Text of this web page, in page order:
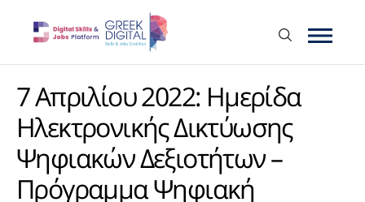
7 Απριλίου 2022: Ημερίδα
Ηλεκτρονικής Δικτύωσης
Ψηφιακών Δεξιοτήτων –
Πρόγραμμα Ψηφιακή